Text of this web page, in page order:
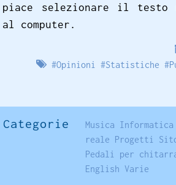
piace selezionare il testo
al computer.
#Opinioni #Statistiche #
Categorie Musica Informatica
reale Progetti
Pedali per
English Varie